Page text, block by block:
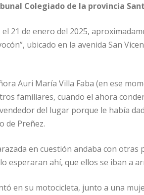
Colegiado de la provincia
21 de enero del 2025,
ubicado en la avenida San
Auri María Villa Faba (en ese
familiares, cuando el ahora
del lugar porque le había
de Preñez.
en cuestión andaba con
esperaran ahí, que ellos se iban a
en su motocicleta, junto a una